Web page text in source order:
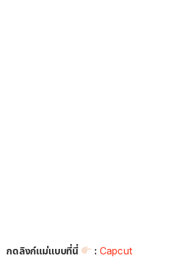
กดลิงก์แม่แบบที่นี่ : Capcut